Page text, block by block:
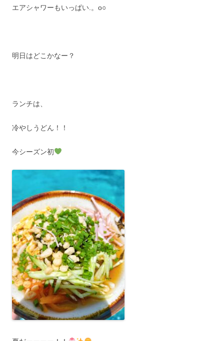
エアシャワーもいっぱい.。o○
明日はどこかなー？
ランチは、
冷やしうどん！！
今シーズン初